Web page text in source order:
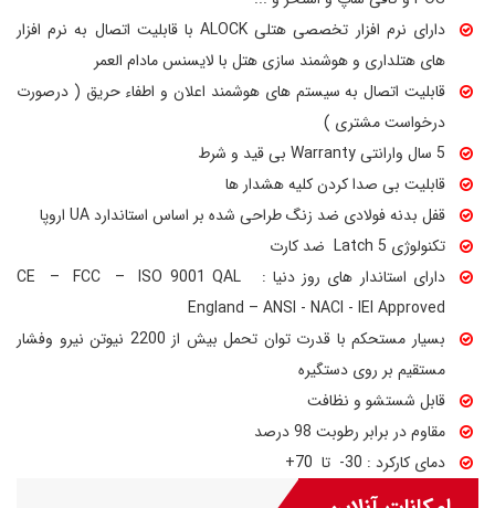
دارای نرم افزار تخصصی هتلی ALOCK با قابلیت اتصال به نرم افزار
های هتلداری و هوشمند سازی هتل با لایسنس مادام العمر
قابلیت اتصال به سیستم های هوشمند اعلان و اطفاء حریق ( درصورت
درخواست مشتری )
5 سال وارانتی Warranty بی قید و شرط
قابلیت بی صدا کردن کلیه هشدار ها
قفل بدنه فولادی ضد زنگ طراحی شده بر اساس استاندارد UA اروپا
تکنولوژی 5 Latch ضد کارت
دارای استاندار های روز دنیا : CE – FCC – ISO 9001 QAL
England – ANSI - NACI - IEI Approved
بسیار مستحکم با قدرت توان تحمل بیش از 2200 نیوتن نیرو وفشار
مستقیم بر روی دستگیره
قابل شستشو و نظافت
مقاوم در برابر رطوبت 98 درصد
دمای کارکرد : 30- تا 70+